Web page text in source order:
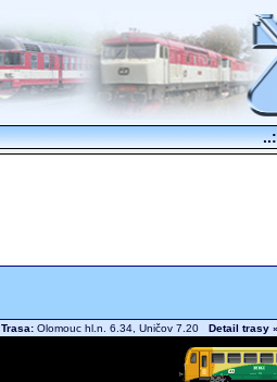
Trasa: Olomouc hl.n. 6.34, Uničov 7.20 Detail trasy